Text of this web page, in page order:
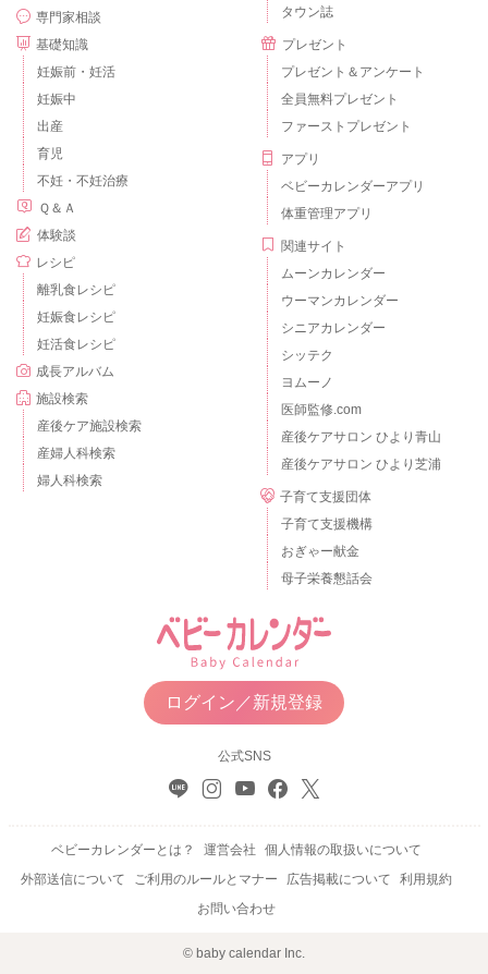
専門家相談
基礎知識
妊娠前・妊活
妊娠中
出産
育児
不妊・不妊治療
Ｑ＆Ａ
体験談
レシピ
離乳食レシピ
妊娠食レシピ
妊活食レシピ
成長アルバム
施設検索
産後ケア施設検索
産婦人科検索
婦人科検索
タウン誌
プレゼント
プレゼント＆アンケート
全員無料プレゼント
ファーストプレゼント
アプリ
ベビーカレンダーアプリ
体重管理アプリ
関連サイト
ムーンカレンダー
ウーマンカレンダー
シニアカレンダー
シッテク
ヨムーノ
医師監修.com
産後ケアサロン ひより青山
産後ケアサロン ひより芝浦
子育て支援団体
子育て支援機構
おぎゃー献金
母子栄養懇話会
ログイン／新規登録
公式SNS
ベビーカレンダーとは？ 運営会社
個人情報の取扱いについて
外部送信について
ご利用のルールとマナー 広告掲載について
利用規約
お問い合わせ
© baby calendar Inc.